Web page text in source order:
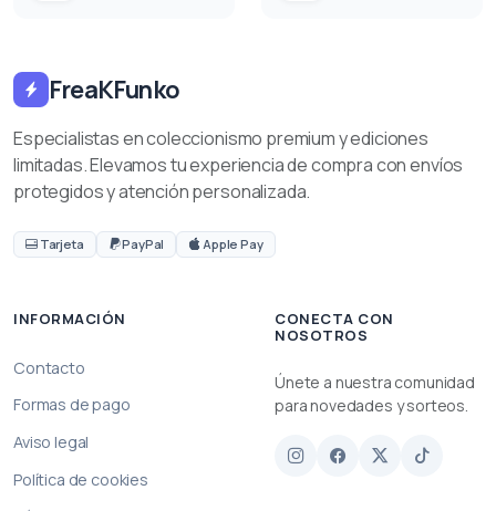
FreaKFunko
Especialistas en coleccionismo premium y ediciones
limitadas. Elevamos tu experiencia de compra con envíos
protegidos y atención personalizada.
Tarjeta PayPal Apple Pay
INFORMACIÓN
Contacto
Formas de pago
Aviso legal
Política de cookies
CONECTA CON
NOSOTROS
Únete a nuestra comunidad
para novedades y sorteos.